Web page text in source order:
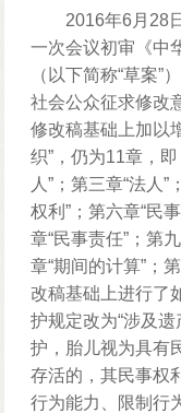
2016年6月28
一次会议初审《中
（以下简称“草案”
社会公众征求修改
修改稿基础上加以
织”，仍为11章，
人”；第三章“法人
权利”；第六章“民
章“民事责任”；第
章“期间的计算”；
改稿基础上进行了
护规定改为“涉及
护，胎儿视为具有
存活的，其民事权
行为能力、限制行